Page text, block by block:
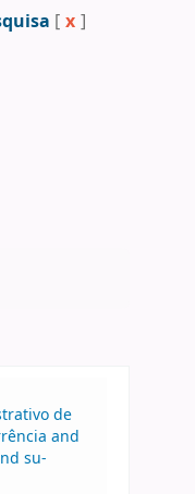
[ x ]
de
and
su-